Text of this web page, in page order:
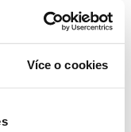
Více o cookies